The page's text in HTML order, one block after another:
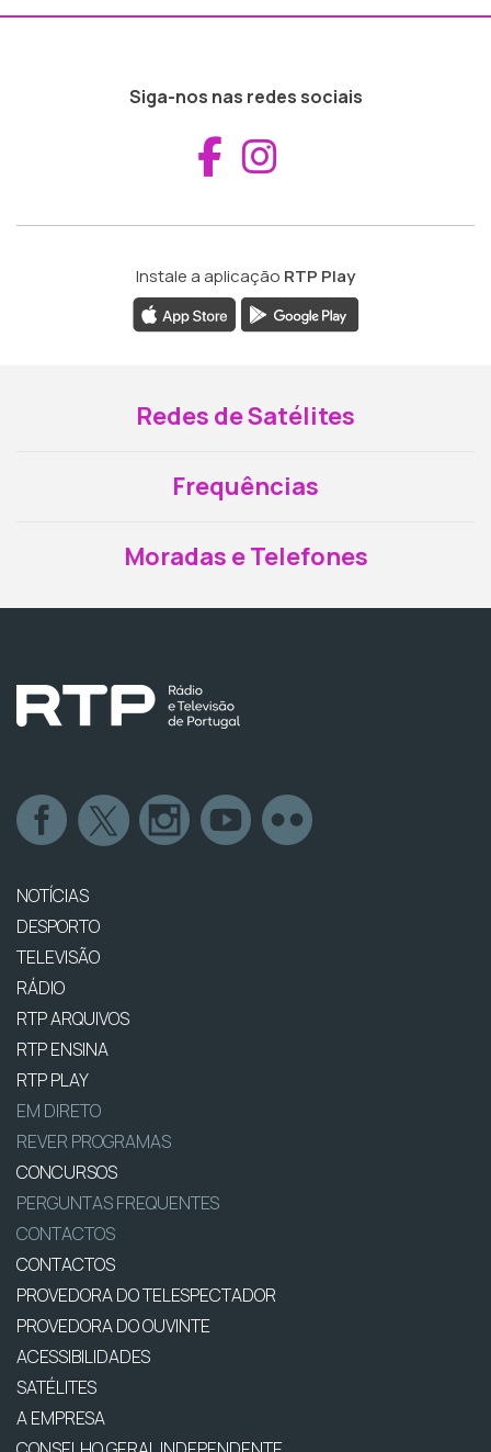
Siga-nos nas redes sociais
Aceder ao
Instale a aplicação RTP Play
Redes de Satélites
Frequências
Moradas e Telefones
NOTÍCIAS
DESPORTO
TELEVISÃO
RÁDIO
RTP ARQUIVOS
RTP ENSINA
RTP PLAY
EM DIRETO
REVER PROGRAMAS
CONCURSOS
PERGUNTAS FREQUENTES
CONTACTOS
CONTACTOS
PROVEDORA DO TELESPECTADOR
PROVEDORA DO OUVINTE
ACESSIBILIDADES
SATÉLITES
A EMPRESA